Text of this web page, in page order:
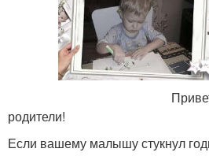
Приветствую
родители!
Если вашему малышу стукнул